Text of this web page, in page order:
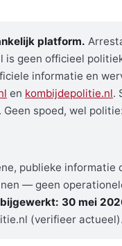
platform.
is geen officieel
informatie en
en kombijdepolitie.nl.
Geen spoed, wel
publieke informatie
— geen
30 mei
(verifieer actueel).